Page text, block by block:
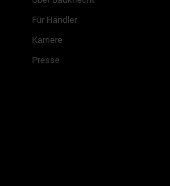
Für Händler
Karriere
Presse